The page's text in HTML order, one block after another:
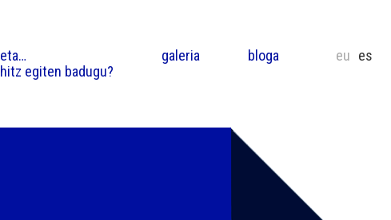
eta…
hitz egiten badugu?
galeria bloga eu es